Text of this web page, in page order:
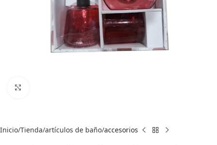
Inicio Tienda artículos de baño accesorios